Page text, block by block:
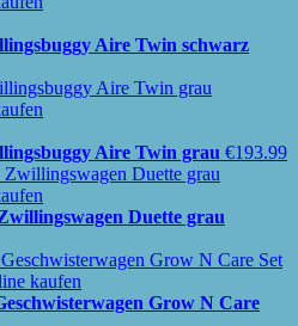
Aire Twin schwarz
Aire Twin grau €193.99
Duette grau
Grow N Care